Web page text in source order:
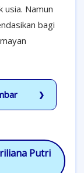
usia. Namun
bagi
Putri